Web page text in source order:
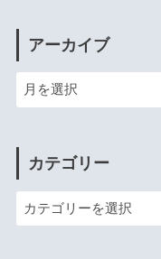
アーカイブ
カテゴリー